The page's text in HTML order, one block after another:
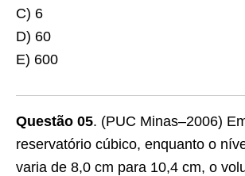
C) 6
D) 60
E) 600
Questão 05. (PUC Minas–2006)
reservatório cúbico, enquanto o
varia de 8,0 cm para 10,4 cm, o